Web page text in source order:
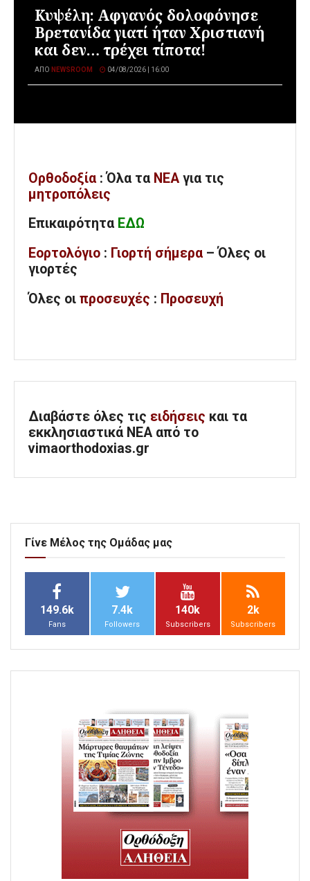
Κυψέλη: Αφγανός δολοφόνησε
Βρετανίδα γιατί ήταν Χριστιανή
και δεν… τρέχει τίποτα!
ΑΠΌ NEWSROOM 04/08/2026 | 16:00
Ορθοδοξία : Όλα τα ΝΕΑ για τις
μητροπόλεις
Επικαιρότητα ΕΔΩ
Εορτολόγιο : Γιορτή σήμερα – Όλες οι
γιορτές
Όλες οι προσευχές : Προσευχή
Διαβάστε όλες τις ειδήσεις και τα
εκκλησιαστικά ΝΕΑ από το
vimaorthodoxias.gr
Γίνε Μέλος της Ομάδας μας
149.6k
Fans
7.4k
Followers
140k
Subscribers
2k
Subscribers